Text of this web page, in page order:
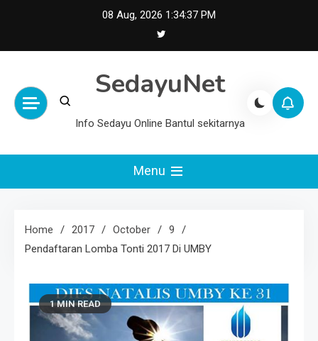
08 Aug, 2026 1:34:38 PM
SedayuNet
Info Sedayu Online Bantul sekitarnya
Menu
Home 2017 October
9
Pendaftaran Lomba Tonti 2017 Di UMBY
1 MIN READ